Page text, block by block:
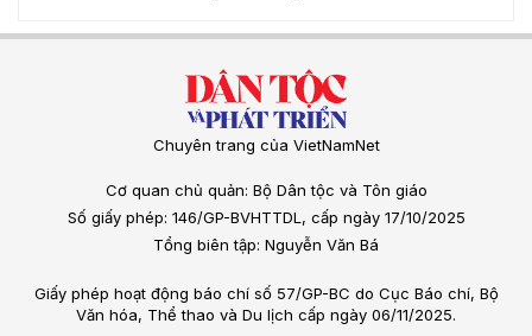
Chuyên trang của VietNamNet
Cơ quan chủ quản: Bộ Dân tộc và Tôn giáo
Số giấy phép: 146/GP-BVHTTDL, cấp ngày 17/10/2025
Tổng biên tập: Nguyễn Văn Bá
Giấy phép hoạt động báo chí số 57/GP-BC do Cục Báo chí, Bộ
Văn hóa, Thể thao và Du lịch cấp ngày 06/11/2025.